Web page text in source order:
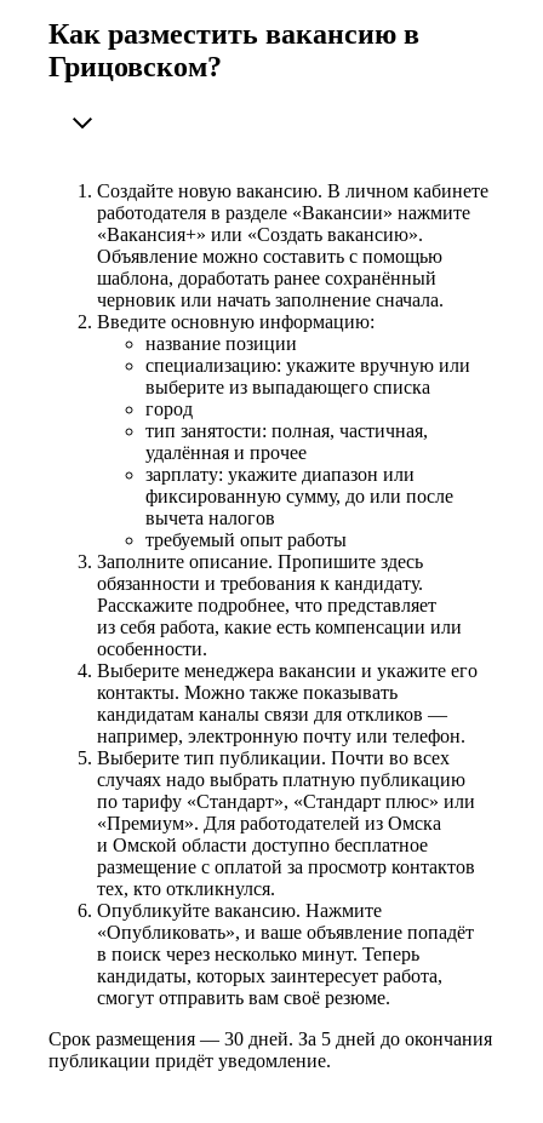
Как разместить вакансию в
Грицовском?
Создайте новую вакансию. В личном кабинете
работодателя в разделе «Вакансии» нажмите
«Вакансия+» или «Создать вакансию».
Объявление можно составить с помощью
шаблона, доработать ранее сохранённый
черновик или начать заполнение сначала.
Введите основную информацию:
название позиции
специализацию: укажите вручную или
выберите из выпадающего списка
город
тип занятости: полная, частичная,
удалённая и прочее
зарплату: укажите диапазон или
фиксированную сумму, до или после
вычета налогов
требуемый опыт работы
Заполните описание. Пропишите здесь
обязанности и требования к кандидату.
Расскажите подробнее, что представляет
из себя работа, какие есть компенсации или
особенности.
Выберите менеджера вакансии и укажите его
контакты. Можно также показывать
кандидатам каналы связи для откликов —
например, электронную почту или телефон.
Выберите тип публикации. Почти во всех
случаях надо выбрать платную публикацию
по тарифу «Стандарт», «Стандарт плюс» или
«Премиум». Для работодателей из Омска
и Омской области доступно бесплатное
размещение с оплатой за просмотр контактов
тех, кто откликнулся.
Опубликуйте вакансию. Нажмите
«Опубликовать», и ваше объявление попадёт
в поиск через несколько минут. Теперь
кандидаты, которых заинтересует работа,
смогут отправить вам своё резюме.
Срок размещения — 30 дней. За 5 дней до окончания
публикации придёт уведомление.